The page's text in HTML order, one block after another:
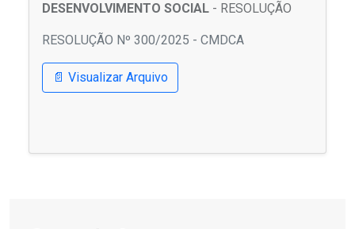
DESENVOLVIMENTO SOCIAL - RESOLUÇÃO
RESOLUÇÃO Nº 300/2025 - CMDCA
📄 Visualizar Arquivo